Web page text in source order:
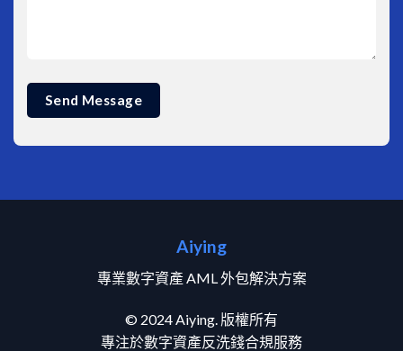
Aiying
專業數字資產 AML 外包解決方案
© 2024 Aiying. 版權所有
專注於數字資產反洗錢合規服務